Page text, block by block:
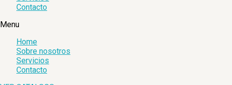
Contacto
Menu
Home
Sobre nosotros
Servicios
Contacto